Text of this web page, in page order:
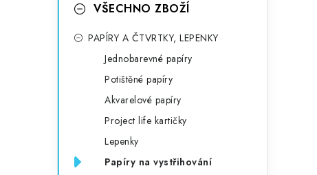
VŠECHNO ZBOŽÍ
PAPÍRY A ČTVRTKY, LEPENKY
Jednobarevné papíry
Potištěné papíry
Akvarelové papíry
Project life kartičky
Lepenky
Papíry na vystřihování